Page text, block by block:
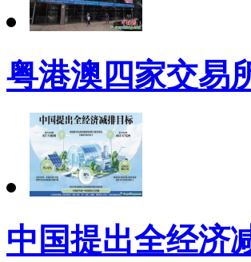
粤港澳四家交易
中国提出全经济